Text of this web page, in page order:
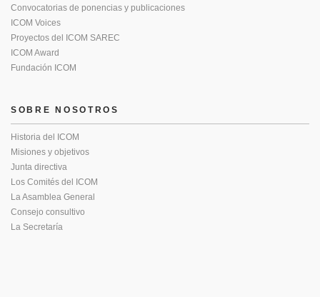
Convocatorias de ponencias y publicaciones
ICOM Voices
Proyectos del ICOM SAREC
ICOM Award
Fundación ICOM
SOBRE NOSOTROS
Historia del ICOM
Misiones y objetivos
Junta directiva
Los Comités del ICOM
La Asamblea General
Consejo consultivo
La Secretaría